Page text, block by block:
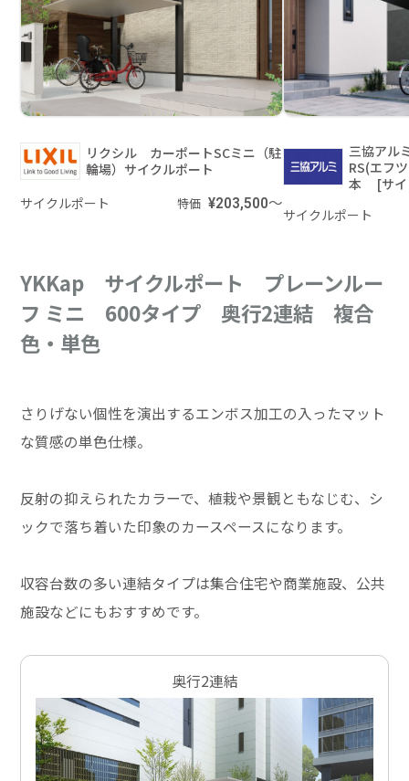
リクシル カーポートSCミニ（駐
輪場）サイクルポート
サイクルポート
特価 ¥203,500～
三協アル
RS(エフ
本 [サイ
サイクルポート
YKKap サイクルポート プレーンルー
フ ミニ 600タイプ 奥行2連結 複合
色・単色
さりげない個性を演出するエンボス加工の入ったマット
な質感の単色仕様。
反射の抑えられたカラーで、植栽や景観ともなじむ、シ
ックで落ち着いた印象のカースペースになります。
収容台数の多い連結タイプは集合住宅や商業施設、公共
施設などにもおすすめです。
奥行2連結